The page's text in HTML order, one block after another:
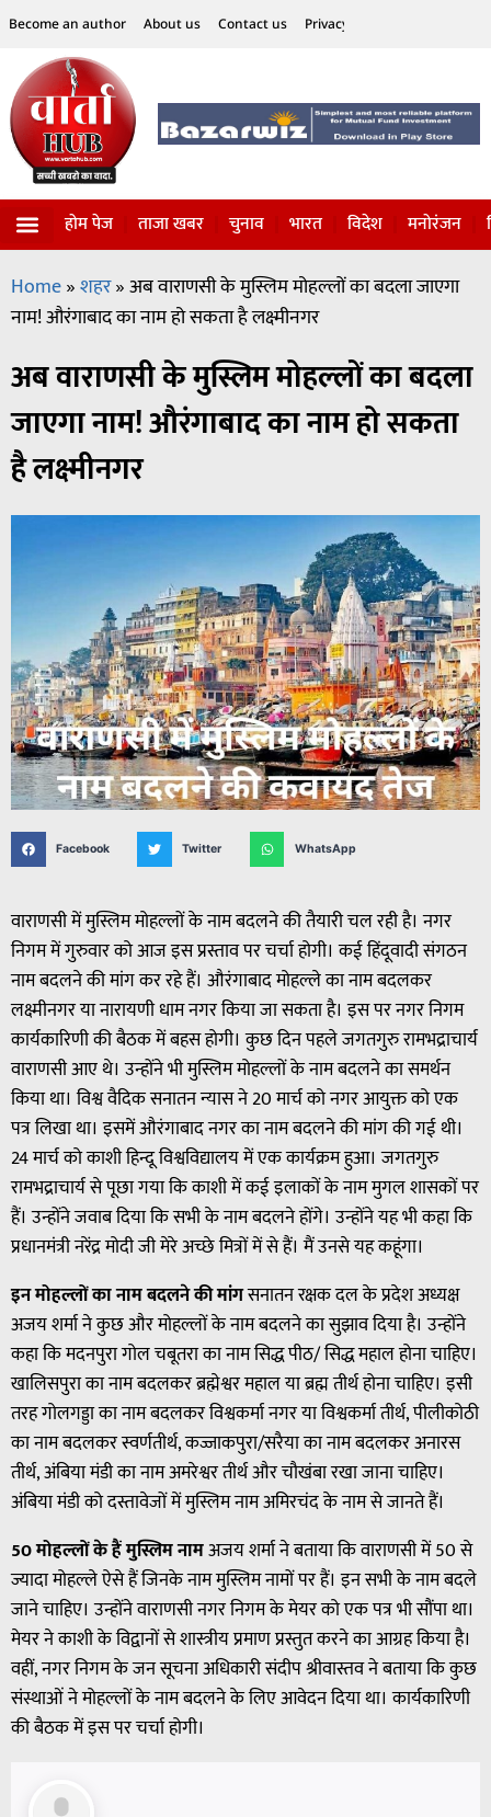
Become an author About us Contact us Privacy Policy
होम पेज ताजा खबर चुनाव भारत विदेश मनोरंजन
Home»शहर»अब वाराणसी के मुस्लिम मोहल्‍लों का बदला जाएगा
नाम! औरंगाबाद का नाम हो सकता है लक्ष्‍मीनगर
अब वाराणसी के मुस्लिम मोहल्‍लों का बदला
जाएगा नाम! औरंगाबाद का नाम हो सकता
है लक्ष्‍मीनगर
Facebook Twitter WhatsApp
वाराणसी में मुस्लिम मोहल्लों के नाम बदलने की तैयारी चल रही है। नगर
निगम में गुरुवार को आज इस प्रस्ताव पर चर्चा होगी। कई हिंदूवादी संगठन
नाम बदलने की मांग कर रहे हैं। औरंगाबाद मोहल्ले का नाम बदलकर
लक्ष्मीनगर या नारायणी धाम नगर किया जा सकता है। इस पर नगर निगम
कार्यकारिणी की बैठक में बहस होगी। कुछ दिन पहले जगतगुरु रामभद्राचार्य
वाराणसी आए थे। उन्‍होंने भी मुस्लिम मोहल्लों के नाम बदलने का समर्थन
किया था। विश्व वैदिक सनातन न्यास ने 20 मार्च को नगर आयुक्त को एक
पत्र लिखा था। इसमें औरंगाबाद नगर का नाम बदलने की मांग की गई थी।
24 मार्च को काशी हिन्दू विश्वविद्यालय में एक कार्यक्रम हुआ। जगतगुरु
रामभद्राचार्य से पूछा गया कि काशी में कई इलाकों के नाम मुगल शासकों पर
हैं। उन्होंने जवाब दिया कि सभी के नाम बदलने होंगे। उन्होंने यह भी कहा कि
प्रधानमंत्री नरेंद्र मोदी जी मेरे अच्छे मित्रों में से हैं। मैं उनसे यह कहूंगा।
इन मोहल्‍लों का नाम बदलने की मांगसनातन रक्षक दल के प्रदेश अध्यक्ष
अजय शर्मा ने कुछ और मोहल्‍लों के नाम बदलने का सुझाव दिया है। उन्होंने
कहा कि मदनपुरा गोल चबूतरा का नाम सिद्ध पीठ/ सिद्ध महाल होना चाहिए।
खालिसपुरा का नाम बदलकर ब्रह्मेश्वर महाल या ब्रह्म तीर्थ होना चाहिए। इसी
तरह गोलगड्डा का नाम बदलकर विश्वकर्मा नगर या विश्वकर्मा तीर्थ, पीलीकोठी
का नाम बदलकर स्वर्णतीर्थ, कज्जाकपुरा/सरैया का नाम बदलकर अनारस
तीर्थ, अंबिया मंडी का नाम अमरेश्वर तीर्थ और चौखंबा रखा जाना चाहिए।
अंबिया मंडी को दस्तावेजों में मुस्लिम नाम अमिरचंद के नाम से जानते हैं।
50 मोहल्‍लों के हैं मुस्लिम नामअजय शर्मा ने बताया कि वाराणसी में 50 से
ज्यादा मोहल्ले ऐसे हैं जिनके नाम मुस्लिम नामों पर हैं। इन सभी के नाम बदले
जाने चाहिए। उन्होंने वाराणसी नगर निगम के मेयर को एक पत्र भी सौंपा था।
मेयर ने काशी के विद्वानों से शास्त्रीय प्रमाण प्रस्तुत करने का आग्रह किया है।
वहीं, नगर निगम के जन सूचना अधिकारी संदीप श्रीवास्तव ने बताया कि कुछ
संस्थाओं ने मोहल्लों के नाम बदलने के लिए आवेदन दिया था। कार्यकारिणी
की बैठक में इस पर चर्चा होगी।